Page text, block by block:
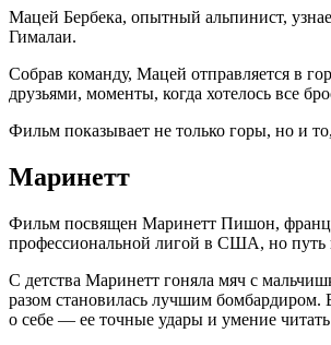
Мацей Бербека, опытный альпинист,
Гималаи.
Собрав команду, Мацей отправляется в
друзьями, моменты, когда хотелось все
Фильм показывает не только горы, но и
Маринетт
Фильм посвящен Маринетт Пишон,
профессиональной лигой в США, но путь
С детства Маринетт гоняла мяч с
разом становилась лучшим бомбардиром.
о себе — ее точные удары и умение читать